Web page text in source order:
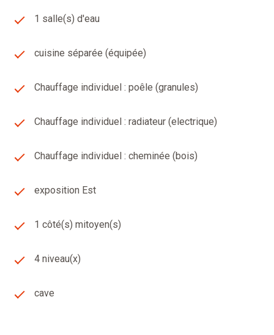
Ce bien offre un beau potentiel, à visiter sans tarder !
Pour plus de renseignements, contactez votre agence
Les informations sur les risques auxquels ce bien est
www.georisques.gouv.fr // SASU GT Immobilier - 2
Clermont Ferrand 848612008, CPI 03032019000039906
délivrée par la CCI du Puy de Dôme.
valeur, maison à vendre, appartement, terrain, immeuble.
Cendre, Orcet, Lempdes, Les Martres d'Artiere, Les
Vertaizon, Chignat, Moissat, 63800, 63730, 63170,
63430, 63370, 63350,63190,63910, 63670, 63116.
Les informations sur les risques auxquels ce bien est
1 salle(s) d'eau
cuisine séparée (équipée)
Chauffage individuel : poêle (granules)
Chauffage individuel : radiateur (electrique)
Chauffage individuel : cheminée (bois)
exposition Est
1 côté(s) mitoyen(s)
4 niveau(x)
cave